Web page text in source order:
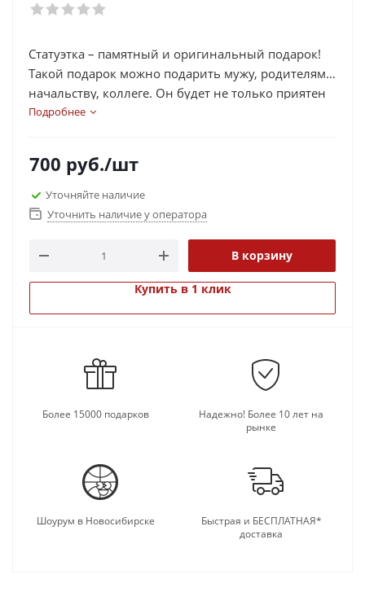
Статуэтка – памятный и оригинальный подарок!
Такой подарок можно подарить мужу, родителям,
начальству, коллеге. Он будет не только приятен
и эстетичен, но и отлично впишется в интерьер, и
человека, которому будет принадлежать он:
лучшему мужу, бухгалтеру, учителю, менеджеру
или же пожелать успеха и процветания в бизнесе.
Подробнее
700 руб./шт
Уточняйте наличие
Уточнить наличие у оператора
В корзину
Купить в 1 клик
Более 15000 подарков
Надежно! Более 10 лет на
рынке
Шоурум в Новосибирске
Быстрая и БЕСПЛАТНАЯ*
доставка